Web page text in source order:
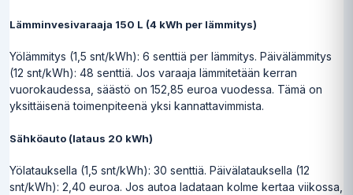
Lämminvesivaraaja 150 L (4 kWh per lämmitys)
Yölämmitys (1,5 snt/kWh): 6 senttiä per lämmitys. Päivälämmitys
(12 snt/kWh): 48 senttiä. Jos varaaja lämmitetään kerran
vuorokaudessa, säästö on 152,85 euroa vuodessa. Tämä on
yksittäisenä toimenpiteenä yksi kannattavimmista.
Sähköauto (lataus 20 kWh)
Yölatauksella (1,5 snt/kWh): 30 senttiä. Päivälatauksella (12
snt/kWh): 2,40 euroa. Jos autoa ladataan kolme kertaa viikossa,